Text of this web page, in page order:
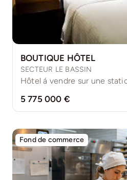
BOUTIQUE HÔTEL
SECTEUR LE BASSIN
5 775 000 €
Fond de commerce